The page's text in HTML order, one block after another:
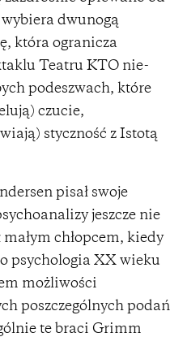
wybiera dwunogą
która ogranicza
Teatru KTO nie-
podeszwach, które
czucie,
styczność z Istotą
pisał swoje
jeszcze nie
małym chłopcem, kiedy
psychologia XX wieku
możliwości
poszczególnych podań
te braci Grimm